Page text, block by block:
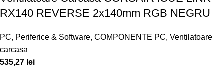
RX140 REVERSE 2x140mm RGB NEGRU
PC, Periferice & Software, COMPONENTE PC, Ventilatoare
carcasa
535,27 lei